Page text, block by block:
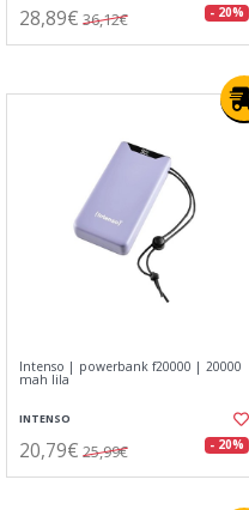
28,89€ 36,12€ - 20%
Intenso | powerbank f20000 | 20000
mah lila
INTENSO
20,79€ 25,99€ - 20%